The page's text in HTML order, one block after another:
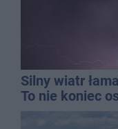
Silny wiatr
To nie koniec